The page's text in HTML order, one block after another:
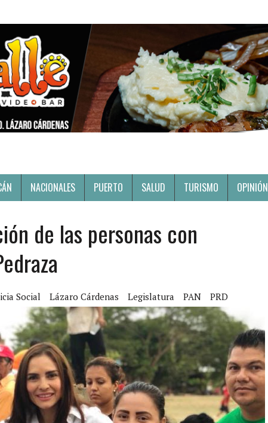
NACIONALES PUERTO SALUD TURISMO OPINIÓN
de las personas con
Social Lázaro Cárdenas Legislatura PAN PRD